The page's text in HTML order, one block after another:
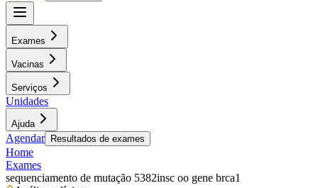
Exames
Vacinas
Serviços
Unidades
Ajuda
Agendar Resultados de exames
Home
Exames
sequenciamento de mutação 5382insc oo gene brca1